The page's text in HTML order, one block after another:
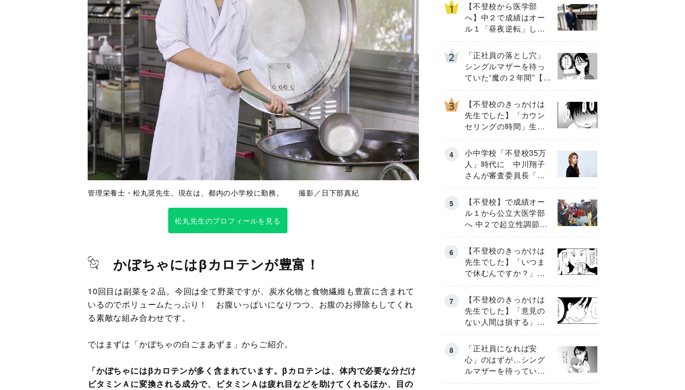
管理栄養士・松丸奨先生。現在は、都内の小学校に勤務。 撮影／日下部真紀
松丸先生のプロフィールを見る
かぼちゃにはβカロテンが豊富！
10回目は副菜を２品。今回は全て野菜ですが、炭水化物と食物繊維も豊富に含まれて
いるのでボリュームたっぷり！ お腹いっぱいになりつつ、お腹のお掃除もしてくれ
る素敵な組み合わせです。
ではまずは「かぼちゃの白ごまあずま」からご紹介。
「かぼちゃにはβカロテンが多く含まれています。βカロテンは、体内で必要な分だけ
ビタミンＡに変換される成分で、ビタミンＡは疲れ目などを助けてくれるほか、目の
【不登校から医学部
へ】中２で成績はオー
ル１「昼夜逆転」した
わが子を”夜遊び”に連れ
出した母の気づき
「正社員の落とし穴」
シングルマザーを待っ
ていた“魔の２年間”【後
編】
【不登校のきっかけは
先生でした】「カウン
セリングの時間」生徒
の情報をバラしたの
は…《第２話》
小中学校「不登校35万
人」時代に 中川翔子
さんが審査委員長「不
登校生動画甲子園
2026」が開催
【不登校】で成績オー
ル１から公立大医学部
へ 中２で起立性調節障
害「治るまで３年」の
診断 そのとき母は
【不登校のきっかけは
先生でした】「いつま
で休むんですか？」追
い詰められる母と息子
《第６話》
【不登校のきっかけは
先生でした】「意見の
ない人間は損する」担
任の一言が苦しみに…
《第１話》
「正社員になれば安
心」のはずが…シング
ルマザーを待ってい
た“魔の２年間”【前編】